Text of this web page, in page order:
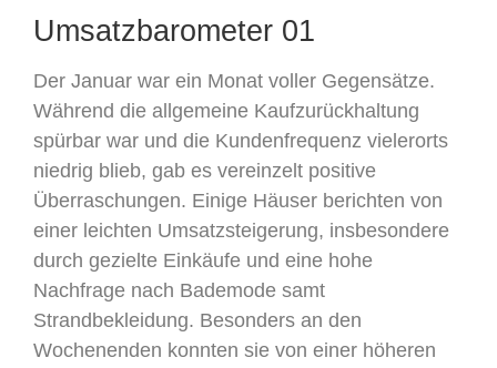
Umsatzbarometer 01
Der Januar war ein Monat voller Gegensätze.
Während die allgemeine Kaufzurückhaltung
spürbar war und die Kundenfrequenz vielerorts
niedrig blieb, gab es vereinzelt positive
Überraschungen. Einige Häuser berichten von
einer leichten Umsatzsteigerung, insbesondere
durch gezielte Einkäufe und eine hohe
Nachfrage nach Bademode samt
Strandbekleidung. Besonders an den
Wochenenden konnten sie von einer höheren